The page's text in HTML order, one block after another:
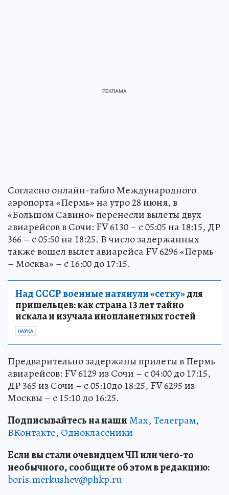
Согласно онлайн-табло Международного
аэропорта «Пермь» на утро 28 июня, в
«Большом Савино» перенесли вылеты двух
авиарейсов в Сочи: FV 6130 – с 05:05 на 18:15, ДР
366 – с 05:50 на 18:25. В число задержанных
также вошел вылет авиарейса FV 6296 «Пермь
– Москва» – с 16:00 до 17:15.
Над СССР военные натянули «сетку»для
пришельцев: как страна 13 лет тайно
искала и изучала инопланетных гостей
НАУКА
Предварительно задержаны прилеты в Пермь
авиарейсов: FV 6129 из Сочи – с 04:00 до 17:15,
ДР 365 из Сочи – с 05:10до 18:25, FV 6295 из
Москвы – с 15:10 до 16:25.
Подписывайтесь на нашиMax,Телеграм,
ВКонтакте, Одноклассники
Если вы стали очевидцем ЧП или чего-то
необычного, сообщите об этом в редакцию:
boris.merkushev@phkp.ru